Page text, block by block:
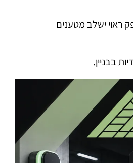
ראוי ישלב מטענים
בבניין.